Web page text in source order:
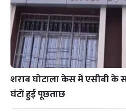
शराब घोटाला केस में एसीबी
घंटों हुई पूछताछ